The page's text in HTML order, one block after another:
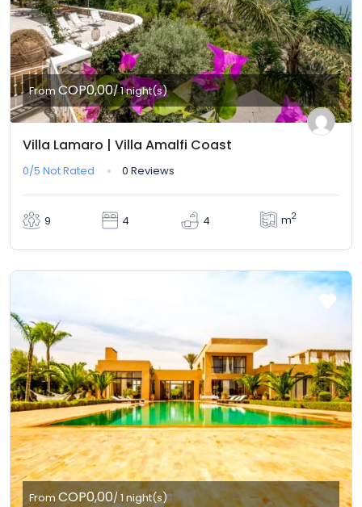
From COP0,00/ 1 night(s)
Villa Lamaro | Villa Amalfi Coast
0/5 Not Rated 0 Reviews
9 4 4 m2
From COP0,00/ 1 night(s)